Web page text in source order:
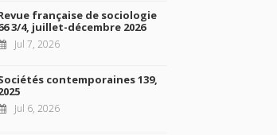
française de sociologie
3/4, juillet-décembre 2026
Jul 7, 2026
contemporaines 139,
Jul 6, 2026